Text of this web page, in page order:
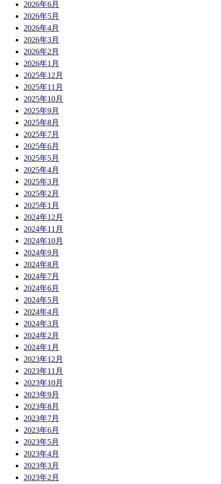
2026年6月
2026年5月
2026年4月
2026年3月
2026年2月
2026年1月
2025年12月
2025年11月
2025年10月
2025年9月
2025年8月
2025年7月
2025年6月
2025年5月
2025年4月
2025年3月
2025年2月
2025年1月
2024年12月
2024年11月
2024年10月
2024年9月
2024年8月
2024年7月
2024年6月
2024年5月
2024年4月
2024年3月
2024年2月
2024年1月
2023年12月
2023年11月
2023年10月
2023年9月
2023年8月
2023年7月
2023年6月
2023年5月
2023年4月
2023年3月
2023年2月